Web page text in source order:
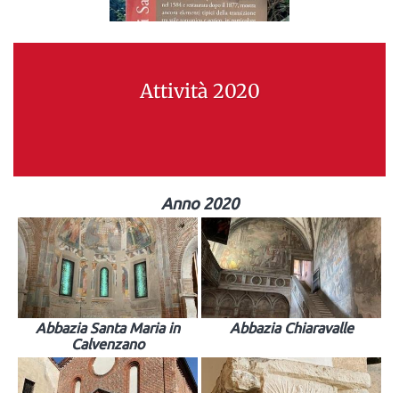
Attività 2020
Anno 2020
Abbazia Santa Maria in
Calvenzano
Abbazia Chiaravalle